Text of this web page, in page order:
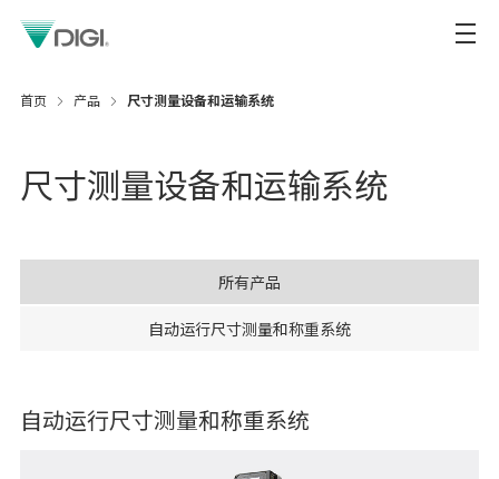
首页 产品 尺寸测量设备和运输系统
尺寸测量设备和运输系统
所有产品
自动运行尺寸测量和称重系统
自动运行尺寸测量和称重系统